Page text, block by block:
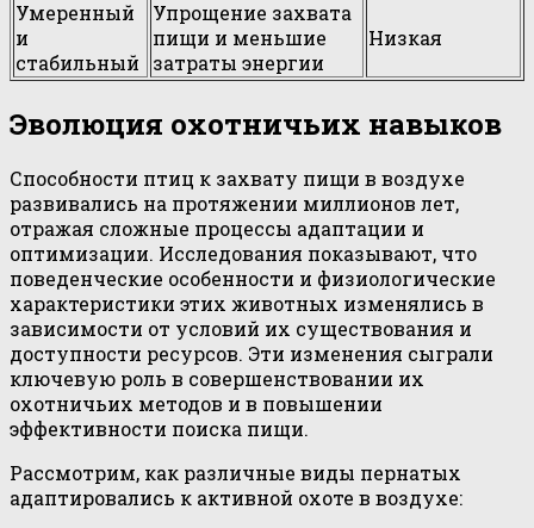
Умеренный
и
стабильный
Упрощение захвата
пищи и меньшие
затраты энергии
Низкая
Эволюция охотничьих навыков
Способности птиц к захвату пищи в воздухе
развивались на протяжении миллионов лет,
отражая сложные процессы адаптации и
оптимизации. Исследования показывают, что
поведенческие особенности и физиологические
характеристики этих животных изменялись в
зависимости от условий их существования и
доступности ресурсов. Эти изменения сыграли
ключевую роль в совершенствовании их
охотничьих методов и в повышении
эффективности поиска пищи.
Рассмотрим, как различные виды пернатых
адаптировались к активной охоте в воздухе: